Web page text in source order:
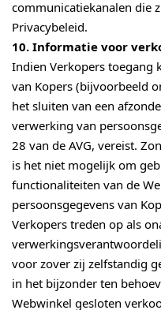
communicatiekanalen die
Privacybeleid.
10. Informatie voor
Indien Verkopers toegang
van Kopers (bijvoorbeeld
het sluiten van een
verwerking van
28 van de AVG, vereist.
is het niet mogelijk om
functionaliteiten van de
persoonsgegevens van
Verkopers treden op als
voor zover zij zelfstandig
in het bijzonder ten
Webwinkel gesloten